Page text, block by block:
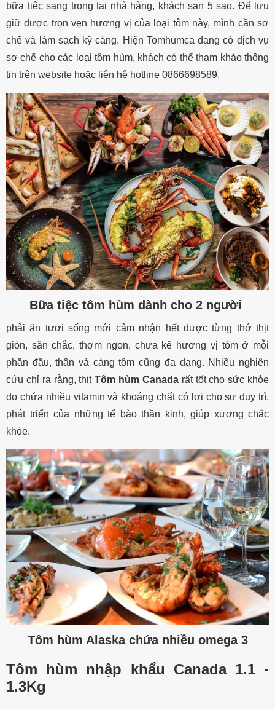
bữa tiệc sang trọng tại nhà hàng, khách sạn 5 sao. Để lưu
giữ được trọn vẹn hương vị của loại tôm này, mình cần sơ
chế và làm sạch kỹ càng. Hiện Tomhumca đang có dịch vụ
sơ chế cho các loại tôm hùm, khách có thể tham khảo thông
tin trên website hoặc liên hệ hotline 0866698589.
Bữa tiệc tôm hùm dành cho 2 người
phải ăn tươi sống mới cảm nhận hết được từng thớ thịt
giòn, săn chắc, thơm ngon, chưa kể hương vị tôm ở mỗi
phần đầu, thân và càng tôm cũng đa dạng. Nhiều nghiên
cứu chỉ ra rằng, thịtTôm hùm Canada rất tốt cho sức khỏe
do chứa nhiều vitamin và khoáng chất có lợi cho sự duy trì,
phát triển của những tế bào thần kinh, giúp xương chắc
khỏe.
Tôm hùm Alaska chứa nhiều omega 3
Tôm hùm nhập khẩu Canada 1.1 -
1.3Kg